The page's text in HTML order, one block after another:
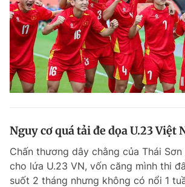
Nguy cơ quá tải đe dọa U.23 Việt
Chấn thương dây chằng của Thái
cho lứa U.23 VN, vốn căng mình thi
suốt 2 tháng nhưng không có nổi 1